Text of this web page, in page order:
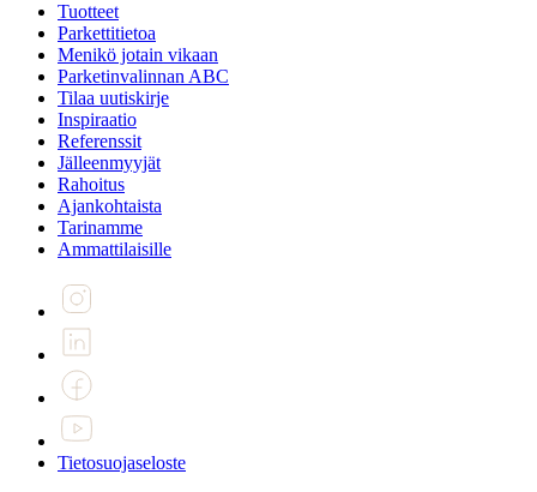
Tuotteet
Parkettitietoa
Menikö jotain vikaan
Parketinvalinnan ABC
Tilaa uutiskirje
Inspiraatio
Referenssit
Jälleenmyyjät
Rahoitus
Ajankohtaista
Tarinamme
Ammattilaisille
Tietosuojaseloste